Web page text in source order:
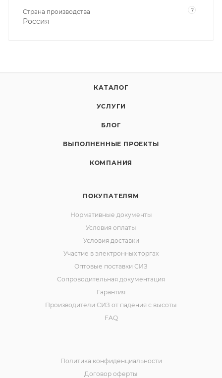
Страна производства ?
Россия
КАТАЛОГ
УСЛУГИ
БЛОГ
ВЫПОЛНЕННЫЕ ПРОЕКТЫ
КОМПАНИЯ
ПОКУПАТЕЛЯМ
Нормативные документы
Условия оплаты
Условия доставки
Участие в электронных торгах
Оптовые поставки СИЗ
Сопроводительная документация
Гарантия
Производители СИЗ от падения с высоты
FAQ
Политика конфиденциальности
Договор оферты